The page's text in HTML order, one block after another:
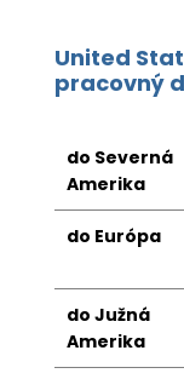
United
pracovný
do Severná
Amerika
do Európa
do Južná
Amerika